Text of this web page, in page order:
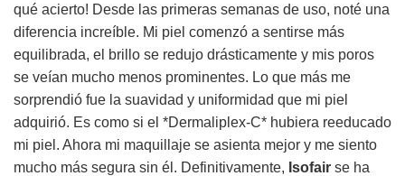
qué acierto! Desde las primeras semanas de uso, noté una
diferencia increíble. Mi piel comenzó a sentirse más
equilibrada, el brillo se redujo drásticamente y mis poros
se veían mucho menos prominentes. Lo que más me
sorprendió fue la suavidad y uniformidad que mi piel
adquirió. Es como si el *Dermaliplex-C* hubiera reeducado
mi piel. Ahora mi maquillaje se asienta mejor y me siento
mucho más segura sin él. Definitivamente, Isofair se ha